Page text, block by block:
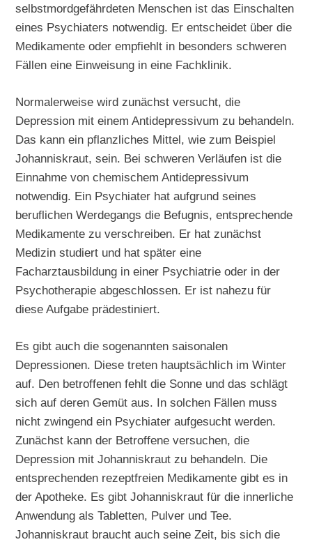
selbstmordgefährdeten Menschen ist das Einschalten
eines Psychiaters notwendig. Er entscheidet über die
Medikamente oder empfiehlt in besonders schweren
Fällen eine Einweisung in eine Fachklinik.
Normalerweise wird zunächst versucht, die
Depression mit einem Antidepressivum zu behandeln.
Das kann ein pflanzliches Mittel, wie zum Beispiel
Johanniskraut, sein. Bei schweren Verläufen ist die
Einnahme von chemischem Antidepressivum
notwendig. Ein Psychiater hat aufgrund seines
beruflichen Werdegangs die Befugnis, entsprechende
Medikamente zu verschreiben. Er hat zunächst
Medizin studiert und hat später eine
Facharztausbildung in einer Psychiatrie oder in der
Psychotherapie abgeschlossen. Er ist nahezu für
diese Aufgabe prädestiniert.
Es gibt auch die sogenannten saisonalen
Depressionen. Diese treten hauptsächlich im Winter
auf. Den betroffenen fehlt die Sonne und das schlägt
sich auf deren Gemüt aus. In solchen Fällen muss
nicht zwingend ein Psychiater aufgesucht werden.
Zunächst kann der Betroffene versuchen, die
Depression mit Johanniskraut zu behandeln. Die
entsprechenden rezeptfreien Medikamente gibt es in
der Apotheke. Es gibt Johanniskraut für die innerliche
Anwendung als Tabletten, Pulver und Tee.
Johanniskraut braucht auch seine Zeit, bis sich die